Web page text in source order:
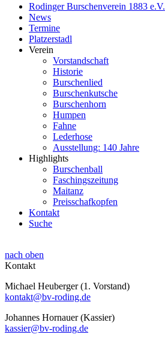
Rodinger Burschenverein 1883 e.V.
News
Termine
Platzerstadl
Verein
Vorstandschaft
Historie
Burschenlied
Burschenkutsche
Burschenhorn
Humpen
Fahne
Lederhose
Ausstellung: 140 Jahre
Highlights
Burschenball
Faschingszeitung
Maitanz
Preisschafkopfen
Kontakt
Suche
nach oben
Kontakt
Michael Heuberger (1. Vorstand)
kontakt@bv-roding.de
Johannes Hornauer (Kassier)
kassier@bv-roding.de